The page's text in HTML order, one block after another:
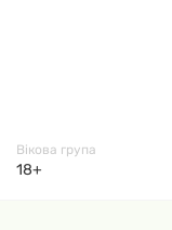
Вікова група
18+